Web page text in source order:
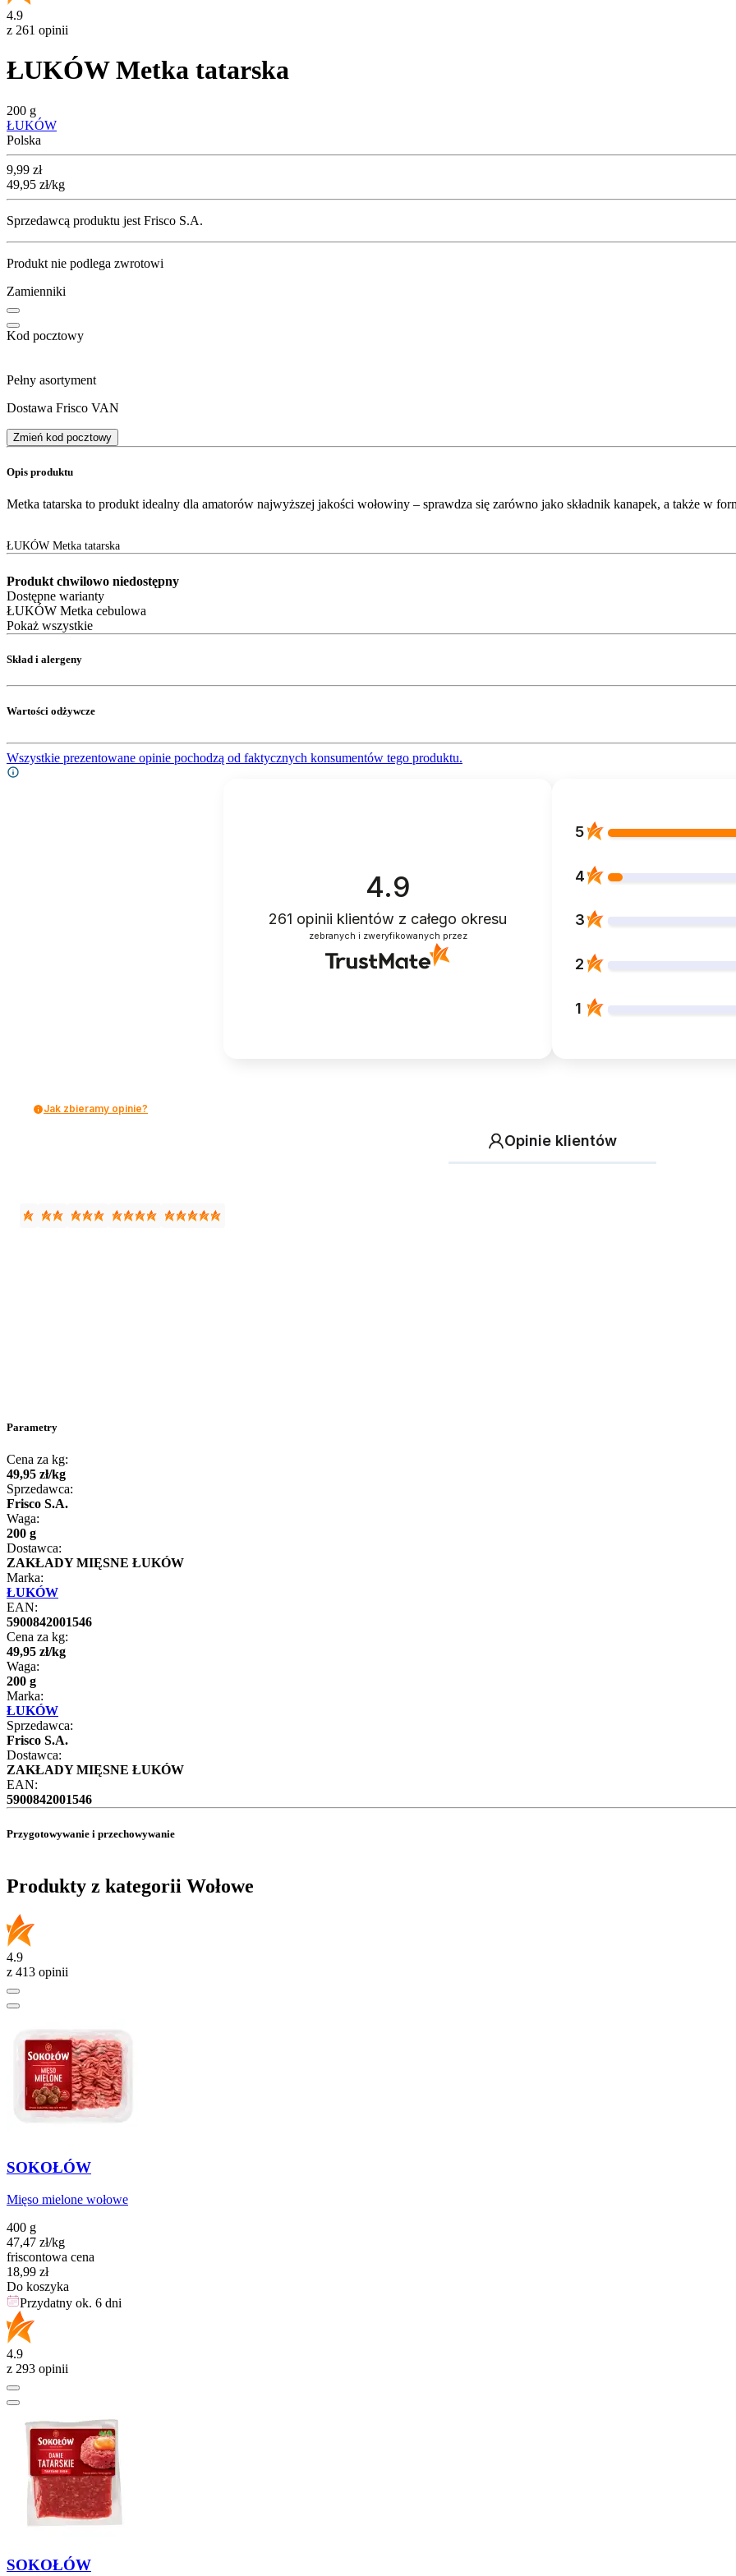
4.9
z 261 opinii
ŁUKÓW Metka tatarska
200 g
ŁUKÓW
Polska
Cena
9,99 zł
49,95 zł/kg
Sprzedawcą produktu jest Frisco S.A.
Produkt nie podlega zwrotowi
Zamienniki
Kod pocztowy
Pełny asortyment
Dostawa Frisco VAN
Zmień kod pocztowy
Opis produktu
Metka tatarska to produkt idealny dla amatorów najwyższej jakości wołowiny – sprawdza się zarówno jako składnik kanapek, a także w
ŁUKÓW Metka tatarska
Produkt chwilowo niedostępny
Dostępne warianty
ŁUKÓW Metka cebulowa
Pokaż wszystkie
Skład i alergeny
Wartości odżywcze
Wszystkie prezentowane opinie pochodzą od faktycznych konsumentów tego produktu.
4.9
261 opinii klientów z całego okresu
zebranych i zweryfikowanych przez
5
4
3
2
1
Jak zbieramy opinie?
Opinie klientów
Parametry
Cena za kg:
49,95 zł/kg
Sprzedawca:
Frisco S.A.
Waga:
200 g
Dostawca:
ZAKŁADY MIĘSNE ŁUKÓW
Marka:
ŁUKÓW
EAN:
5900842001546
Cena za kg:
49,95 zł/kg
Waga:
200 g
Marka:
ŁUKÓW
Sprzedawca:
Frisco S.A.
Dostawca:
ZAKŁADY MIĘSNE ŁUKÓW
EAN:
5900842001546
Przygotowywanie i przechowywanie
Produkty z kategorii Wołowe
4.9
z 413 opinii
SOKOŁÓW
Mięso mielone wołowe
400 g
47,47 zł/kg
friscontowa cena
Cena
18,99 zł
Do koszyka
Przydatny ok. 6 dni
4.9
z 293 opinii
SOKOŁÓW